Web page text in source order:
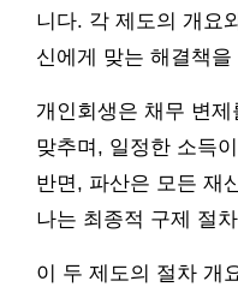
니다. 각 제도의 개요
신에게 맞는 해결책
개인회생은 채무 변
맞추며, 일정한 소득
반면, 파산은 모든 재
나는 최종적 구제 절
이 두 제도의 절차 개